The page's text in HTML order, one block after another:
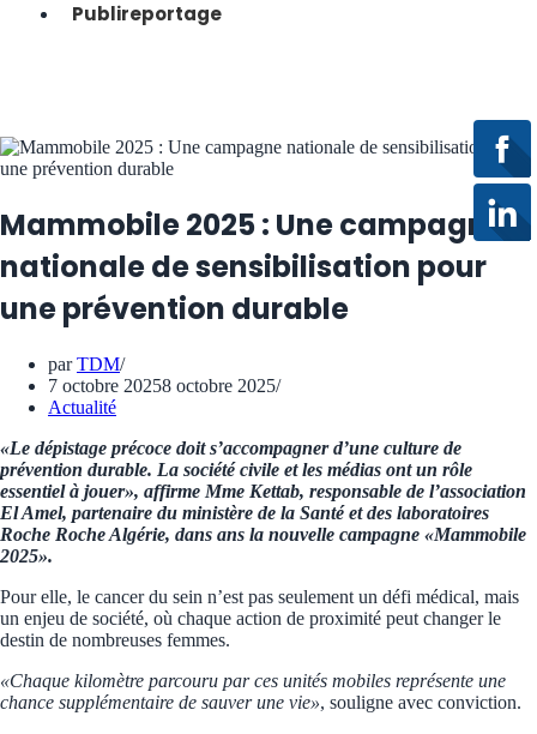
Publireportage
Mammobile 2025 : Une campagne
nationale de sensibilisation pour
une prévention durable
parTDM
7 octobre 20258 octobre 2025
Actualité
«Le dépistage précoce doit s’accompagner d’une culture de
prévention durable. La société civile et les médias ont un rôle
essentiel à jouer», affirme Mme Kettab, responsable de l’association
El Amel, partenaire du ministère de la Santé et des laboratoires
Roche Roche Algérie, dans ans la nouvelle campagne «Mammobile
2025».
Pour elle, le cancer du sein n’est pas seulement un défi médical, mais
un enjeu de société, où chaque action de proximité peut changer le
destin de nombreuses femmes.
«Chaque kilomètre parcouru par ces unités mobiles représente une
chance supplémentaire de sauver une vie», souligne avec conviction.